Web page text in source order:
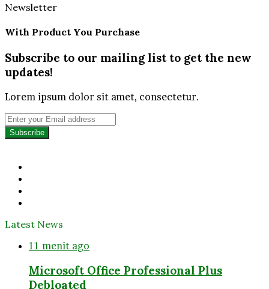
Newsletter
With Product You Purchase
Subscribe to our mailing list to get the new
updates!
Lorem ipsum dolor sit amet, consectetur.
Enter
your
Email
Latest News
11 menit ago
Microsoft Office Professional Plus
Debloated